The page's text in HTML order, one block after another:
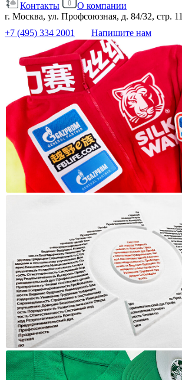
Контакты
О компании
г. Москва, ул. Профсоюзная, д. 84/32, стр. 11
+7 (495) 334 2001
Напишите нам